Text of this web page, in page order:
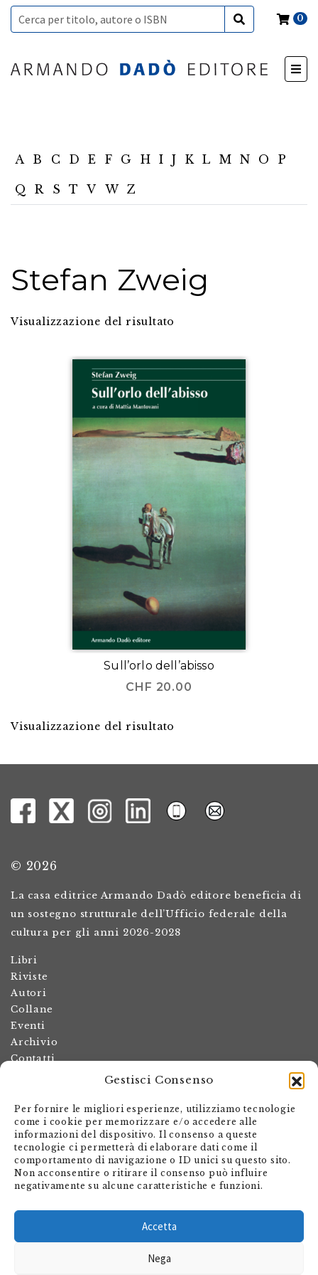
Gestisci Consenso
Per fornire le migliori esperienze, utilizziamo tecnologie
come i cookie per memorizzare e/o accedere alle
informazioni del dispositivo. Il consenso a queste
tecnologie ci permetterà di elaborare dati come il
comportamento di navigazione o ID unici su questo sito.
Non acconsentire o ritirare il consenso può influire
negativamente su alcune caratteristiche e funzioni.
Accetta
Nega
0
A B C D E F G H I J K L M N O P
Q R S T V W Z
Stefan Zweig
Visualizzazione del risultato
Sull’orlo dell’abisso
CHF 20.00
Visualizzazione del risultato
© 2026
La casa editrice Armando Dadò editore beneficia di
un sostegno strutturale dell’Ufficio federale della
cultura per gli anni 2026-2028
Libri
Riviste
Autori
Collane
Eventi
Archivio
Contatti
Termini e condizioni
Spese di spedizione
Politica dei resi
Informativa sulla privacy
Il mio account
Carrello
Via Giovanni Antonio Orelli 29
Casella postale 563